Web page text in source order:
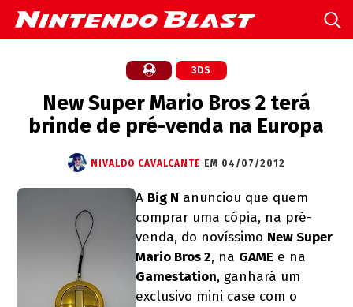
3DS
New Super Mario Bros 2 terá
brinde de pré-venda na Europa
NIVALDO CAVALCANTE EM 04/07/2012
A Big N anunciou que quem
comprar uma cópia, na pré-
venda, do novíssimo New Super
Mario Bros 2, na GAME e na
Gamestation, ganhará um
exclusivo mini case com o